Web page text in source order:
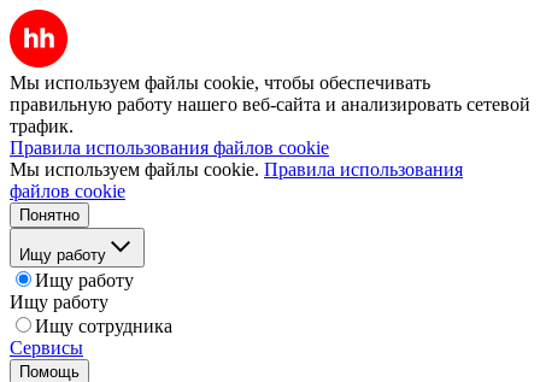
Мы используем файлы cookie, чтобы обеспечивать
правильную работу нашего веб-сайта и анализировать сетевой
трафик.
Правила использования файлов cookie
Мы используем файлы cookie. Правила использования
файлов cookie
Понятно
Ищу работу
Ищу работу
Ищу работу
Ищу сотрудника
Сервисы
Помощь